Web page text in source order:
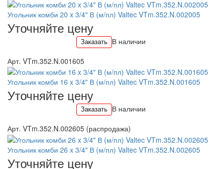
Угольник комби 20 x 3/4" В (м/пл) Valtec VTm.352.N.002005
Уточняйте цену
Заказать В наличии
Арт. VTm.352.N.001605
Угольник комби 16 x 3/4" В (м/пл) Valtec VTm.352.N.001605
Уточняйте цену
Заказать В наличии
Арт. VTm.352.N.002605 (распродажа)
Угольник комби 26 x 3/4" В (м/пл) Valtec VTm.352.N.002605
Уточняйте цену